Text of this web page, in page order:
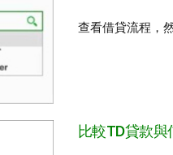
查看借貸流程，
比較TD貸款與